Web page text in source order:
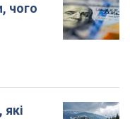
чого